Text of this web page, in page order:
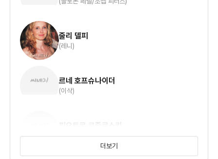
줄리 델피
(레니)
르네 호프슈나이더
(이삭)
피오트르 코즐로스키
(데이비드)
더보기